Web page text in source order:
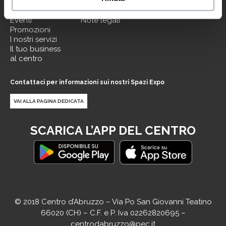
Negozi
Eventi
Promozioni
I nostri servizi
Il tuo business
al centro
Apri preferenze cookie
Note legali
Contattaci per informazioni sui nostri Spazi Expo
VAI ALLA PAGINA DEDICATA
SCARICA L’APP DEL CENTRO
© 2018 Centro d’Abruzzo – Via Po San Giovanni Teatino
66020 (CH) – C.F. e P. Iva 02262820695 –
centrodabruzzo@pec.it